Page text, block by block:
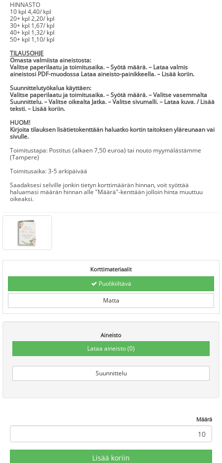
HINNASTO
10 kpl 4,40/ kpl
20+ kpl 2,20/ kpl
30+ kpl 1,67/ kpl
40+ kpl 1,32/ kpl
50+ kpl 1,10/ kpl
TILAUSOHJE
Omasta valmiista aineistosta:
Valitse paperilaatu ja toimitusaika. – Syötä määrä. – Lataa valmis
aineistosi PDF-muodossa Lataa aineisto-painikkeella. – Lisää koriin.
Suunnittelutyökalua käyttäen:
Valitse paperilaatu ja toimitusaika. – Syötä määrä. – Valitse vasemmalta
Suunnittelu. – Valitse oikealta Jatka. – Valitse sivumalli. – Lataa kuva. / Lisää
teksti. – Lisää koriin.
HUOM!
Kirjoita tilauksen lisätietokenttään haluatko kortin taitoksen yläreunaan vai
sivulle.
Toimitustapa: Postitus (alkaen 7,50 euroa) tai nouto myymälästämme
(Tampere)
Toimitusaika: 3-5 arkipäivää
Saadaksesi selville jonkin tietyn korttimäärän hinnan, voit syöttää
haluamasi määrän hinnan alle "Määrä"-kenttään jolloin hinta muuttuu
oikeaksi.
Korttimateriaalit
Puolikiiltävä
Matta
Aineisto
Lataa aineisto(0)
Suunnittelu
Määrä
Lisää koriin